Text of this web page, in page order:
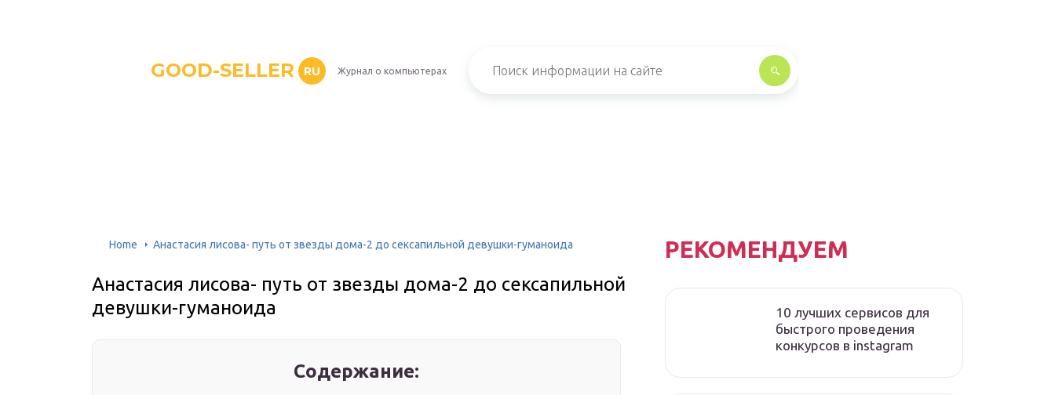
GOOD-SELLER RU Журнал о компьютерах
Home Анастасия лисова- путь от звезды дома-2 до сексапильной девушки-гуманоида
Анастасия лисова- путь от звезды дома-2 до сексапильной
девушки-гуманоида
Содержание:
РЕКОМЕНДУЕМ
10 лучших сервисов для
быстрого проведения
конкурсов в instagram